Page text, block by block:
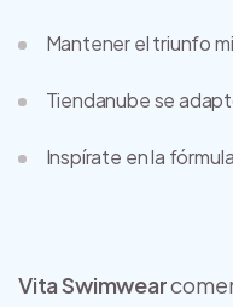
Mantener el triunfo
Tiendanube se
Inspírate en la
Vita Swimwear